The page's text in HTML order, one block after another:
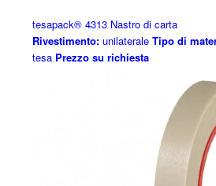
tesapack® 4313 Nastro di carta
Rivestimento:unilaterale Tipo di
tesa Prezzo su richiesta